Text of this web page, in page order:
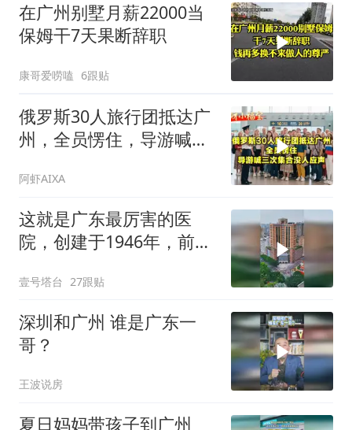
在广州别墅月薪22000当
保姆干7天果断辞职
康哥爱唠嗑 6跟贴
俄罗斯30人旅行团抵达广
州，全员愣住，导游喊三
阿虾AIXA
这就是广东最厉害的医
院，创建于1946年，前身
壹号塔台 27跟贴
深圳和广州 谁是广东一
哥？
王波说房
夏日妈妈带孩子到广州